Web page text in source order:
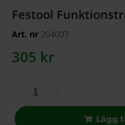
Festool
Art. nr 204007
305 kr
Lägg